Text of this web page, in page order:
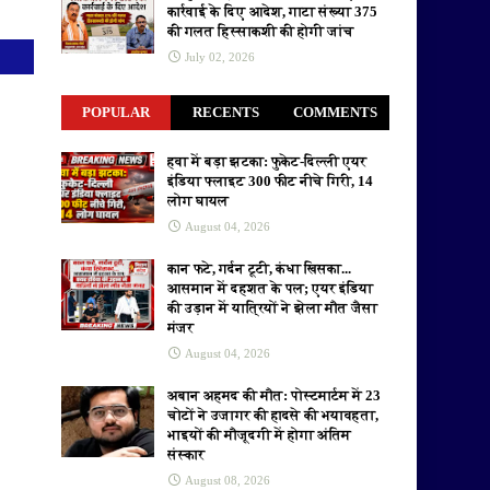
कार्रवाई के दिए आदेश, गाटा संख्या 375
की गलत हिस्साकशी की होगी जांच
July 02, 2026
POPULAR RECENTS COMMENTS
हवा में बड़ा झटका: फुकेट-दिल्ली एयर
इंडिया फ्लाइट 300 फीट नीचे गिरी, 14
लोग घायल
August 04, 2026
कान फटे, गर्दन टूटी, कंधा खिसका...
आसमान में दहशत के पल; एयर इंडिया
की उड़ान में यात्रियों ने झेला मौत जैसा
मंजर
August 04, 2026
अबान अहमद की मौत: पोस्टमार्टम में 23
चोटों ने उजागर की हादसे की भयावहता,
भाइयों की मौजूदगी में होगा अंतिम
संस्कार
August 08, 2026